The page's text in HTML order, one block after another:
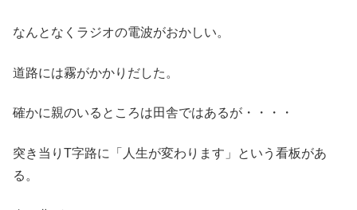
なんとなくラジオの電波がおかしい。
道路には霧がかかりだした。
確かに親のいるところは田舎ではあるが・・・・
突き当りT字路に「人生が変わります」という看板があ
る。